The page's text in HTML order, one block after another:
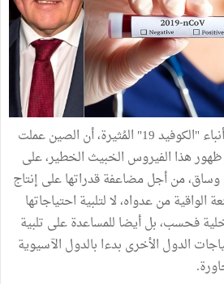
من أنباء "الكوفيد 19" المُثيرة، أن الصين عملت
هذا الفيروس الخبيث الخطير، على
من أجل مضاعفة قدراتها على إنتاج
الواقية من عدواه، لا لتلبية احتياجاتها
فحسب، بل أيضا للمساعدة على تلبية
الدول الأخرى بدءا بالدول الآسيوية